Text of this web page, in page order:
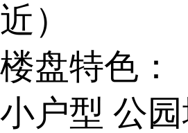
近）
楼盘特色：
小户型 公